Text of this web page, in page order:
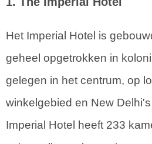
Het Imperial Hotel is
geheel opgetrokken in
gelegen in het centrum, op
winkelgebied en New
Imperial Hotel heeft 233